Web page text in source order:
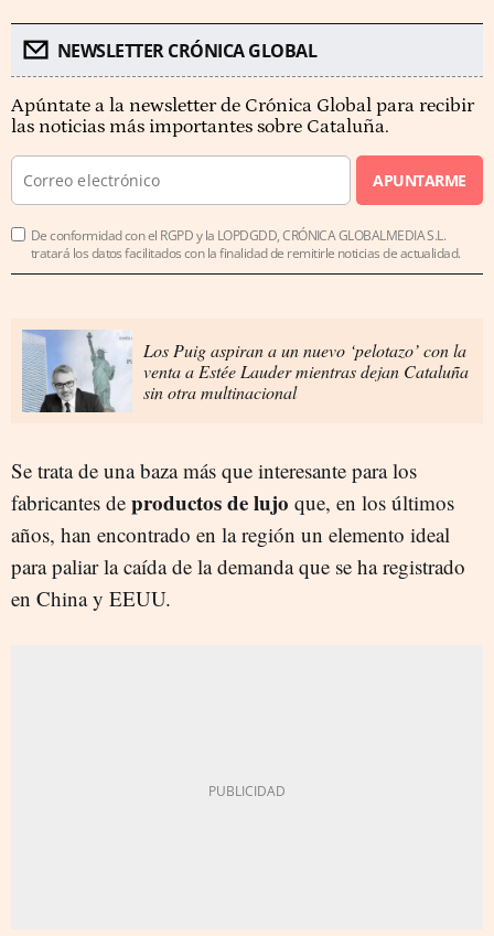
NEWSLETTER CRÓNICA GLOBAL
Apúntate a la newsletter de Crónica Global para recibir
las noticias más importantes sobre Cataluña.
APUNTARME
De conformidad con el RGPD y la LOPDGDD, CRÓNICA GLOBALMEDIA S.L.
tratará los datos facilitados con la finalidad de remitirle noticias de actualidad.
Los Puig aspiran a un nuevo ‘pelotazo’ con la
venta a Estée Lauder mientras dejan Cataluña
sin otra multinacional
Se trata de una baza más que interesante para los
fabricantes de productos de lujo que, en los últimos
años, han encontrado en la región un elemento ideal
para paliar la caída de la demanda que se ha registrado
en China y EEUU.